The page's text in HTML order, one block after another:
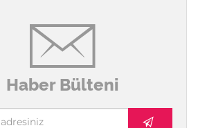
Haber Bülteni